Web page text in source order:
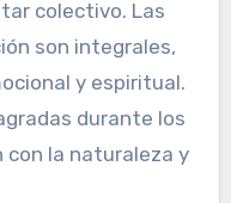
colectivo. Las
son integrales,
y espiritual.
durante los
la naturaleza y